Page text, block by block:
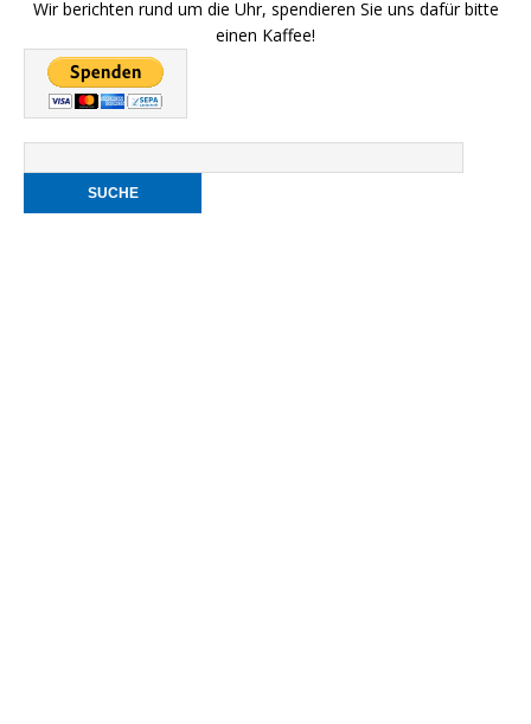
Wir berichten rund um die Uhr, spendieren Sie uns dafür bitte
einen Kaffee!